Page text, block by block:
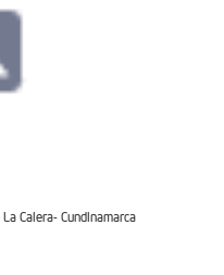
Calera- Cundinamarca